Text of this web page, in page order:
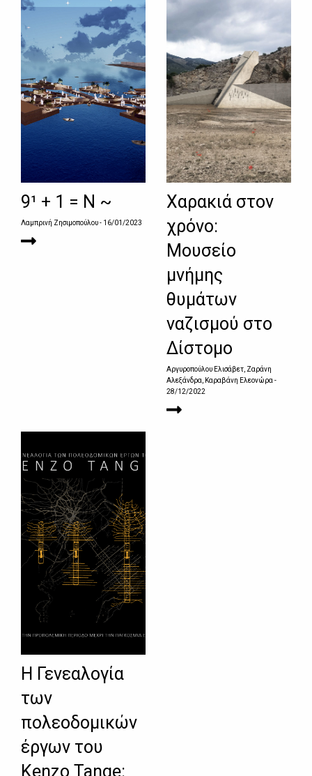
9¹ + 1 = Ν ~
Λαμπρινή Ζησιμοπούλου- 16/01/2023
Χαρακιά στον
χρόνο:
Μουσείο
μνήμης
θυμάτων
ναζισμού στο
Δίστομο
Αργυροπούλου Ελισάβετ, Ζαράνη
Αλεξάνδρα, Καραβάνη Ελεονώρα-
28/12/2022
Η Γενεαλογία
των
πολεοδομικών
έργων του
Kenzo Tange: